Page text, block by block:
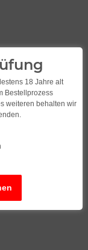
18 Jahre alt
Bestellprozess
weiteren behalten wir